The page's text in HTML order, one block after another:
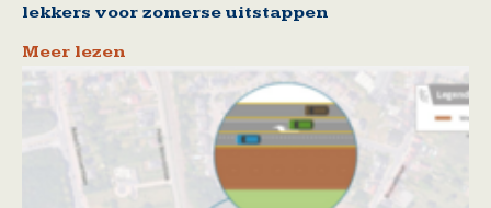
lekkers voor zomerse uitstappen
Meer lezen